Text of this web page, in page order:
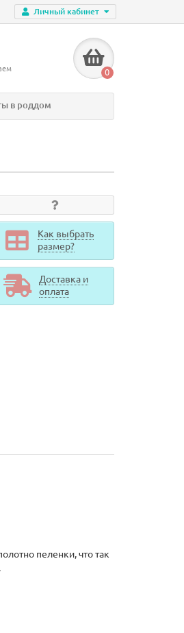
Личный кабинет
0
в роддом
Как выбрать
размер?
Доставка и
оплата
пеленки, что так